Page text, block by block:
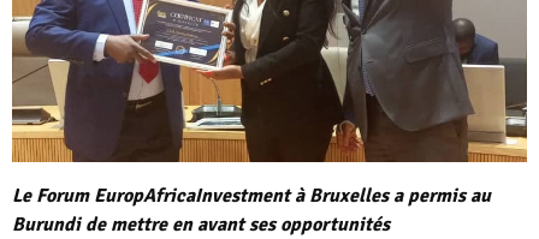
Le Forum EuropAfricaInvestment à Bruxelles a permis au
Burundi de mettre en avant ses opportunités